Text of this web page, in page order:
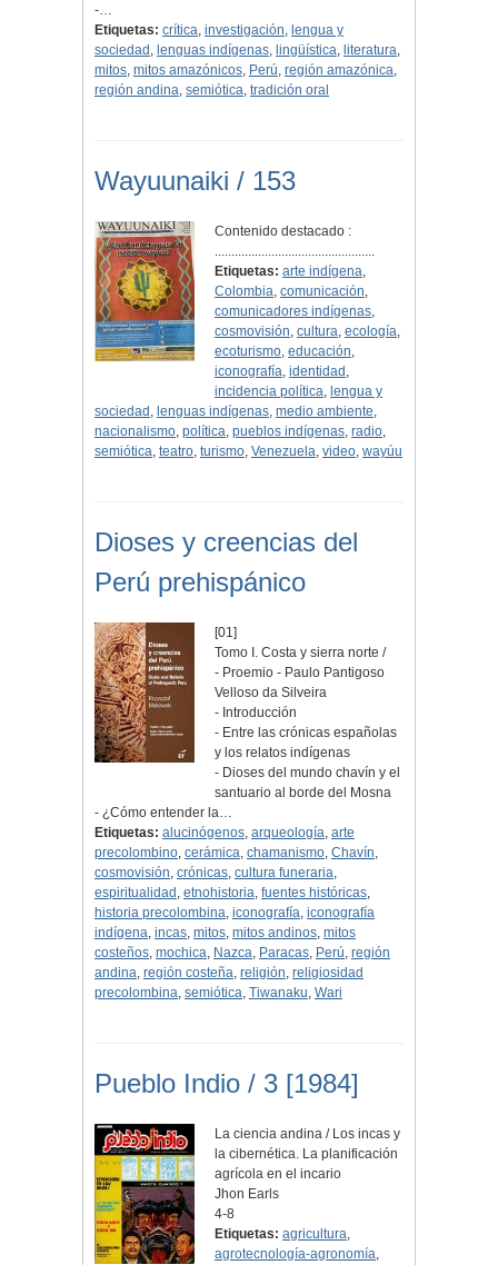
-…
Etiquetas: crítica, investigación, lengua y
sociedad , lenguas indígenas, lingüística, literatura,
mitos, mitos amazónicos, Perú, región amazónica,
región andina, semiótica, tradición oral
Wayuunaiki / 153
Contenido destacado :
................................................
Etiquetas: arte indígena,
Colombia,comunicación,
comunicadores indígenas,
cosmovisión,cultura,ecología,
ecoturismo,educación,
iconografía,identidad ,
incidencia política, lengua y
sociedad , lenguas indígenas, medio ambiente,
nacionalismo, política, pueblos indígenas, radio,
semiótica, teatro, turismo, Venezuela, video, wayúu
Dioses y creencias del
Perú prehispánico
[01]
Tomo I. Costa y sierra norte /
- Proemio - Paulo Pantigoso
Velloso da Silveira
- Introducción
- Entre las crónicas españolas
y los relatos indígenas
- Dioses del mundo chavín y el
santuario al borde del Mosna
- ¿Cómo entender la…
Etiquetas: alucinógenos, arqueología, arte
precolombino, cerámica, chamanismo, Chavín,
cosmovisión, crónicas, cultura funeraria,
espiritualidad , etnohistoria, fuentes históricas,
historia precolombina, iconografía, iconografía
indígena, incas, mitos, mitos andinos, mitos
costeños, mochica, Nazca, Paracas, Perú, región
andina, región costeña, religión, religiosidad
precolombina, semiótica, Tiwanaku, Wari
Pueblo Indio / 3 [1984]
La ciencia andina / Los incas y
la cibernética. La planificación
agrícola en el incario
Jhon Earls
4-8
Etiquetas: agricultura,
agrotecnología-agronomía,